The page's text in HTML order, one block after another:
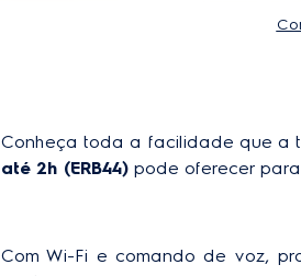
Conheça toda a facilidade que a
até 2h (ERB44) pode oferecer
Com Wi-Fi e comando de voz,